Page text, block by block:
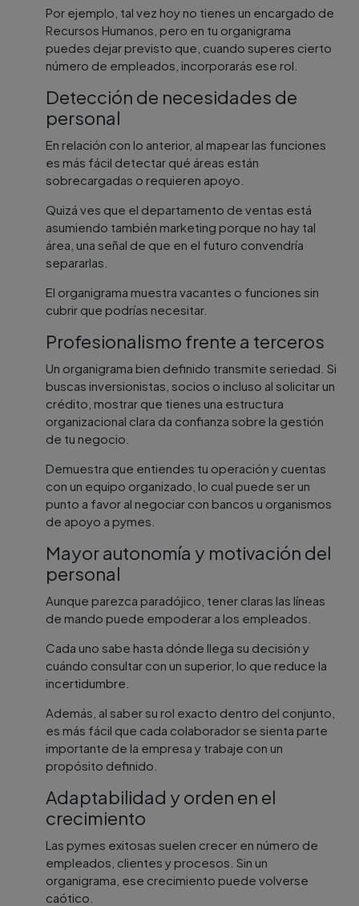
Por ejemplo, tal vez hoy no tienes un encargado de
Recursos Humanos, pero en tu organigrama
puedes dejar previsto que, cuando superes cierto
número de empleados, incorporarás ese rol.
Detección de necesidades de
personal
En relación con lo anterior, al mapear las funciones
es más fácil detectar qué áreas están
sobrecargadas o requieren apoyo.
Quizá ves que el departamento de ventas está
asumiendo también marketing porque no hay tal
área, una señal de que en el futuro convendría
separarlas.
El organigrama muestra vacantes o funciones sin
cubrir que podrías necesitar.
Profesionalismo frente a terceros
Un organigrama bien definido transmite seriedad. Si
buscas inversionistas, socios o incluso al solicitar un
crédito, mostrar que tienes una estructura
organizacional clara da confianza sobre la gestión
de tu negocio.
Demuestra que entiendes tu operación y cuentas
con un equipo organizado, lo cual puede ser un
punto a favor al negociar con bancos u organismos
de apoyo a pymes.
Mayor autonomía y motivación del
personal
Aunque parezca paradójico, tener claras las líneas
de mando puede empoderar a los empleados.
Cada uno sabe hasta dónde llega su decisión y
cuándo consultar con un superior, lo que reduce la
incertidumbre.
Además, al saber su rol exacto dentro del conjunto,
es más fácil que cada colaborador se sienta parte
importante de la empresa y trabaje con un
propósito definido.
Adaptabilidad y orden en el
crecimiento
Las pymes exitosas suelen crecer en número de
empleados, clientes y procesos. Sin un
organigrama, ese crecimiento puede volverse
caótico.